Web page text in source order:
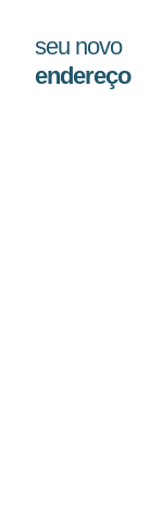
seu novo
endereço